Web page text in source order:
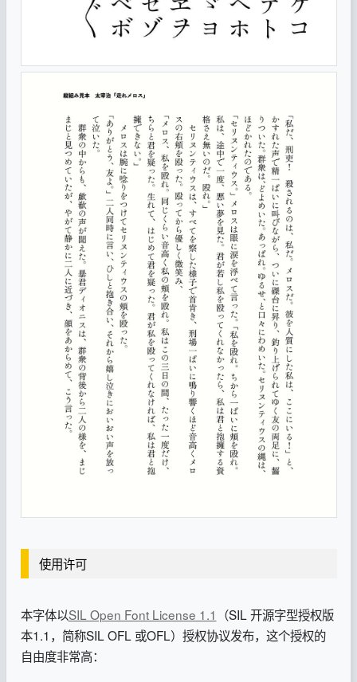
使用许可
本字体以SIL Open Font License 1.1 （SIL 开源字型授权版
本1.1，简称SIL OFL 或OFL）授权协议发布，这个授权的
自由度非常高：